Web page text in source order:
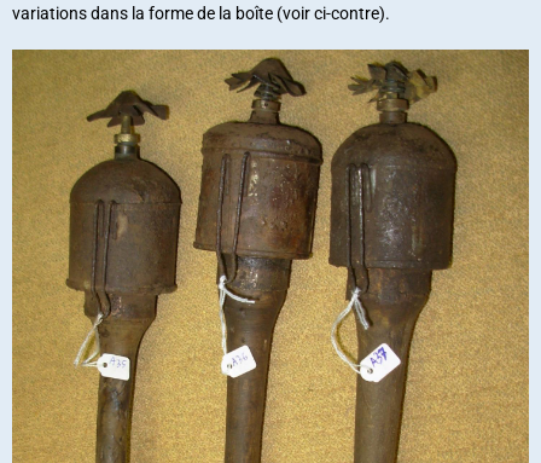
variations dans la forme de la boîte (voir ci-contre).